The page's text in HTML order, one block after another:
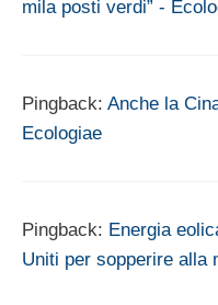
mila posti verdi” -
Pingback: Anche la
Ecologiae
Pingback: Energia
Uniti per sopperire alla